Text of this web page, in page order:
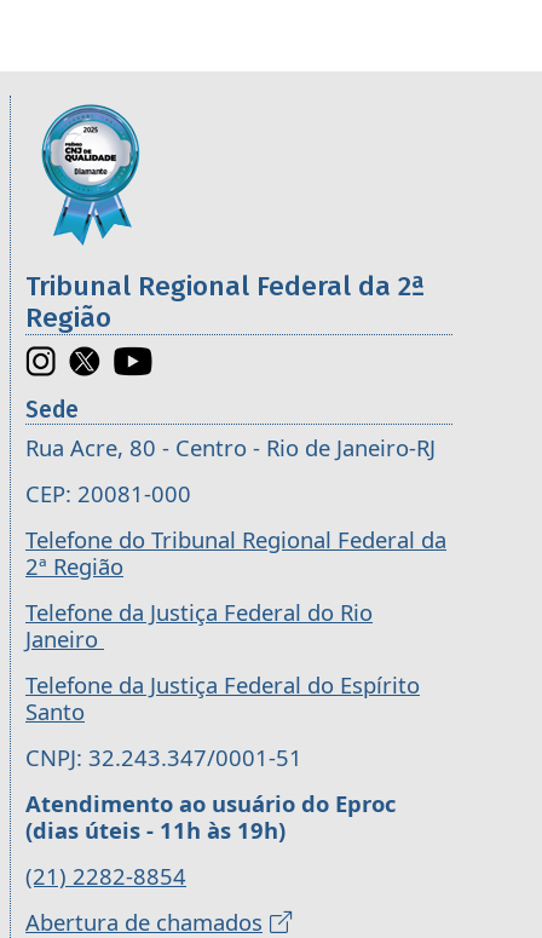
Informações úteis sobre os órgãos da 2ª
Imagem
Tribunal Regional Federal da 2ª
Região
Sede
Rua Acre, 80 - Centro - Rio de Janeiro-RJ
CEP: 20081-000
Telefone do Tribunal Regional Federal da
2ª Região
Telefone da Justiça Federal do Rio
Janeiro
Telefone da Justiça Federal do Espírito
Santo
CNPJ: 32.243.347/0001-51
Atendimento ao usuário do Eproc
(dias úteis - 11h às 19h)
(21) 2282-8854
Abertura de chamados